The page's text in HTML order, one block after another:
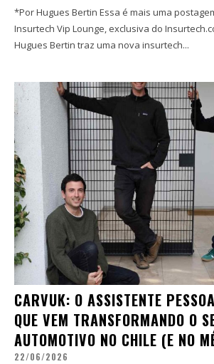
*Por Hugues Bertin Essa é mais uma postagem da coluna mensal
Insurtech Vip Lounge, exclusiva do
Hugues Bertin traz uma nova insurtech...
CARVUK: O ASSISTENTE
QUE VEM TRANSFORMANDO O
AUTOMOTIVO NO CHILE (E NO
22/06/2026